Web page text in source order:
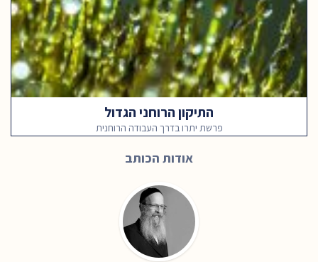
התיקון הרוחני הגדול
פרשת יתרו בדרך העבודה הרוחנית
אודות הכותב